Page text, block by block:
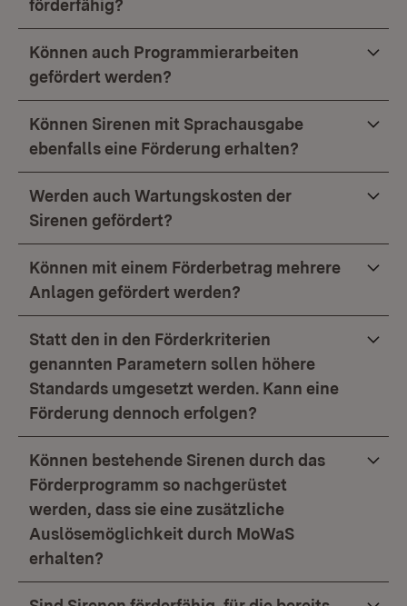
förderfähig?
Können auch Programmierarbeiten
gefördert werden?
Können Sirenen mit Sprachausgabe
ebenfalls eine Förderung erhalten?
Werden auch Wartungskosten der
Sirenen gefördert?
Können mit einem Förderbetrag mehrere
Anlagen gefördert werden?
Statt den in den Förderkriterien
genannten Parametern sollen höhere
Standards umgesetzt werden. Kann eine
Förderung dennoch erfolgen?
Können bestehende Sirenen durch das
Förderprogramm so nachgerüstet
werden, dass sie eine zusätzliche
Auslösemöglichkeit durch MoWaS
erhalten?